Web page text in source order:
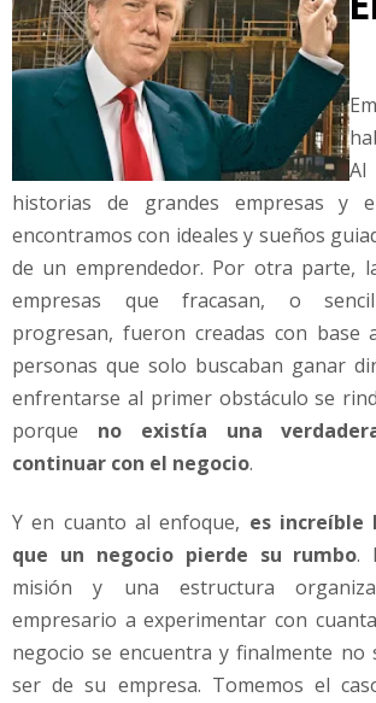
historias de grandes empresas y
encontramos con ideales y sueños
de un emprendedor. Por otra parte,
empresas que fracasan, o
progresan, fueron creadas con base
personas que solo buscaban ganar
enfrentarse al primer obstáculo se
porque no existía una
continuar con el negocio.
Y en cuanto al enfoque, es increíble
que un negocio pierde su rumbo.
misión y una estructura
empresario a experimentar con
negocio se encuentra y finalmente no
ser de su empresa. Tomemos el